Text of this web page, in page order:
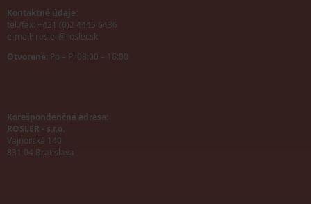
Kontaktné údaje:
tel./fax: +421 (0)2 4445 6436
e-mail: rosler@rosler.sk
Otvorené: Po – Pi 08:00 – 16:00
Korešpondenčná adresa:
ROSLER - s.r.o.
Vajnorská 140
831 04 Bratislava